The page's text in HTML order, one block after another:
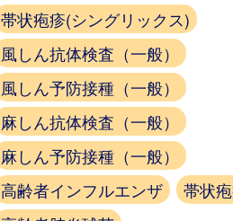
帯状疱疹(シングリックス)
風しん抗体検査（一般）
風しん予防接種（一般）
麻しん抗体検査（一般）
麻しん予防接種（一般）
高齢者インフルエンザ
帯状